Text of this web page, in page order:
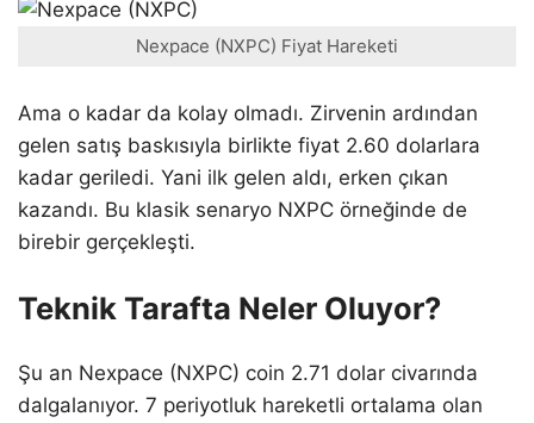
Nexpace (NXPC) Fiyat Hareketi
Ama o kadar da kolay olmadı. Zirvenin ardından
gelen satış baskısıyla birlikte fiyat 2.60 dolarlara
kadar geriledi. Yani ilk gelen aldı, erken çıkan
kazandı. Bu klasik senaryo NXPC örneğinde de
birebir gerçekleşti.
Teknik Tarafta Neler Oluyor?
Şu an Nexpace (NXPC) coin 2.71 dolar civarında
dalgalanıyor. 7 periyotluk hareketli ortalama olan